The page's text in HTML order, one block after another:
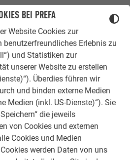
BEI PREFA
Website Cookies zur
benutzerfreundliches Erlebnis zu
und Statistiken zur
unserer Website zu erstellen
Überdies führen wir
und binden externe Medien
Medien (inkl. US-Dienste)“). Sie
die jeweils
von Cookies und externen
Cookies und Medien
werden Daten von uns
Verarbeiter oder
all
uns am Herzen.
als PREFA in
als
Seite zu stehen.
selbst!